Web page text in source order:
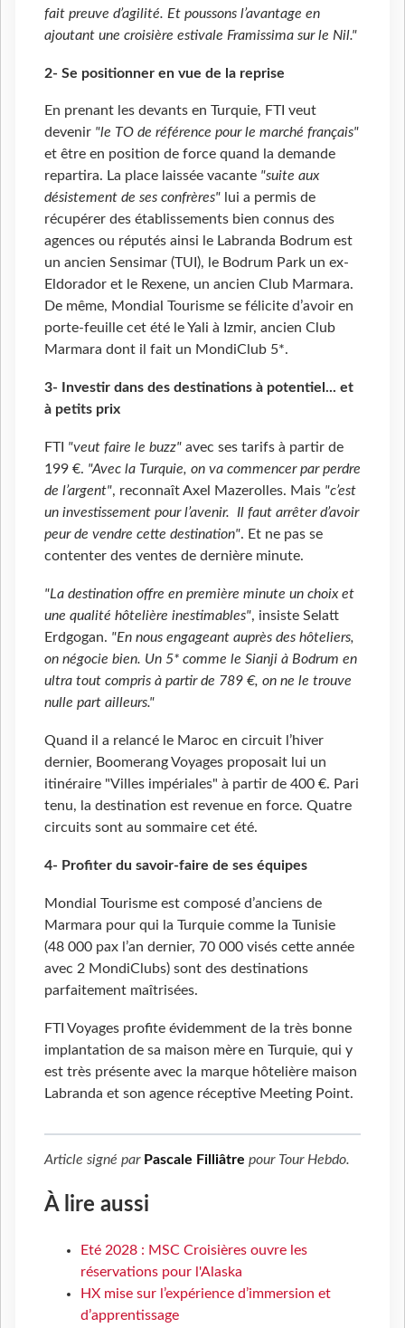
fait preuve d’agilité. Et poussons l’avantage en
ajoutant une croisière estivale Framissima sur le Nil."
2- Se positionner en vue de la reprise
En prenant les devants en Turquie, FTI veut
devenir "le TO de référence pour le marché français"
et être en position de force quand la demande
repartira. La place laissée vacante "suite aux
désistement de ses confrères" lui a permis de
récupérer des établissements bien connus des
agences ou réputés ainsi le Labranda Bodrum est
un ancien Sensimar (TUI), le Bodrum Park un ex-
Eldorador et le Rexene, un ancien Club Marmara.
De même, Mondial Tourisme se félicite d’avoir en
porte-feuille cet été le Yali à Izmir, ancien Club
Marmara dont il fait un MondiClub 5*.
3- Investir dans des destinations à potentiel... et
à petits prix
FTI "veut faire le buzz" avec ses tarifs à partir de
199 €. "Avec la Turquie, on va commencer par perdre
de l’argent", reconnaît Axel Mazerolles. Mais "c’est
un investissement pour l’avenir. Il faut arrêter d’avoir
peur de vendre cette destination". Et ne pas se
contenter des ventes de dernière minute.
"La destination offre en première minute un choix et
une qualité hôtelière inestimables", insiste Selatt
Erdgogan. "En nous engageant auprès des hôteliers,
on négocie bien. Un 5* comme le Sianji à Bodrum en
ultra tout compris à partir de 789 €, on ne le trouve
nulle part ailleurs."
Quand il a relancé le Maroc en circuit l’hiver
dernier, Boomerang Voyages proposait lui un
itinéraire "Villes impériales" à partir de 400 €. Pari
tenu, la destination est revenue en force. Quatre
circuits sont au sommaire cet été.
4- Profiter du savoir-faire de ses équipes
Mondial Tourisme est composé d’anciens de
Marmara pour qui la Turquie comme la Tunisie
(48 000 pax l’an dernier, 70 000 visés cette année
avec 2 MondiClubs) sont des destinations
parfaitement maîtrisées.
FTI Voyages profite évidemment de la très bonne
implantation de sa maison mère en Turquie, qui y
est très présente avec la marque hôtelière maison
Labranda et son agence réceptive Meeting Point.
Article signé par Pascale Filliâtre pour Tour Hebdo.
À lire aussi
Eté 2028 : MSC Croisières ouvre les
réservations pour l'Alaska
HX mise sur l’expérience d’immersion et
d’apprentissage